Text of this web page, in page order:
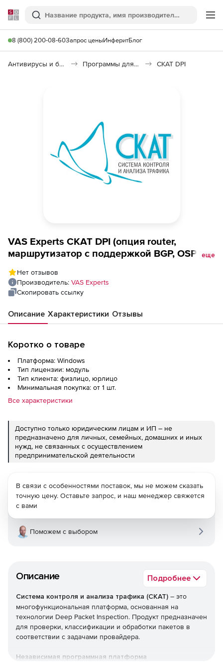
Softline
Поиск
8 (800) 200-08-60Запрос ценыИнферитБлог
Антивирусы и безопасность Программы для защиты информации СКАТ DPI
VAS Experts СКАТ DPI (опция router,
маршрутизатор с поддержкой BGP, OSPF,еще
Нет отзывов
Производитель: VAS Experts
Скопировать ссылку
Описание Характеристики Отзывы
Коротко о товаре
Платформа: Windows
Тип лицензии: модуль
Тип клиента: физлицо, юрлицо
Минимальная покупка: от 1 шт.
Все характеристики
Доступно только юридическим лицам и ИП – не
предназначено для личных, семейных, домашних и иных
нужд, не связанных с осуществлением
предпринимательской деятельности
Описание Подробнее
Система контроля и анализа трафика (СКАТ) – это
многофункциональная платформа, основанная на
технологии Deep Packet Inspection. Продукт предназначен
для проверки, классификации и обработки пакетов в
соответствии с задачами провайдера.
Независимая программная платформа
В связи с особенностями поставок, мы не можем сказать
точную цену. Оставьте запрос, и наш менеджер свяжется
с вами
Поможем с выбором